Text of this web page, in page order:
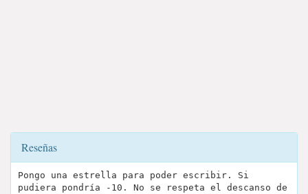
Reseñas
Pongo una estrella para poder escribir. Si
pudiera pondría -10. No se respeta el descanso de